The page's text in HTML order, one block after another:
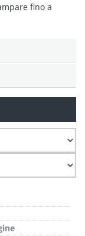
fino a